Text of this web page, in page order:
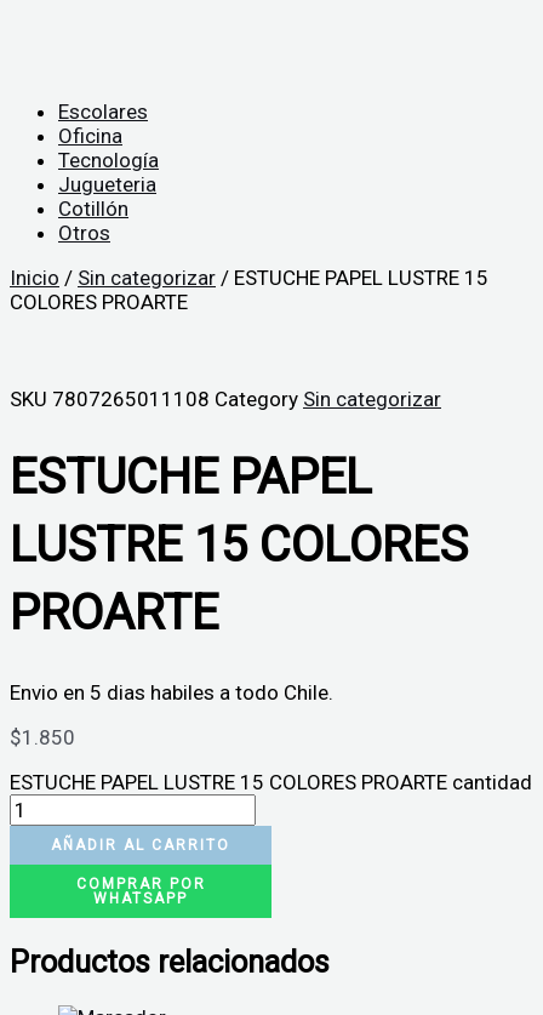
Escolares
Oficina
Tecnología
Jugueteria
Cotillón
Otros
Inicio / Sin categorizar / ESTUCHE PAPEL LUSTRE 15
COLORES PROARTE
SKU 7807265011108 Category Sin categorizar
ESTUCHE PAPEL
LUSTRE 15 COLORES
PROARTE
Envio en 5 dias habiles a todo Chile.
$1.850
ESTUCHE PAPEL LUSTRE 15 COLORES PROARTE cantidad
AÑADIR AL CARRITO
COMPRAR POR
WHATSAPP
Productos relacionados